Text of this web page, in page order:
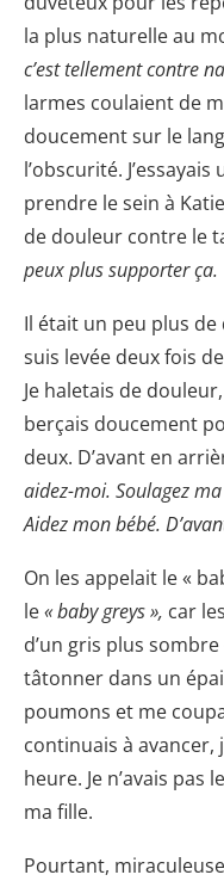
la plus naturelle au
c’est tellement contre
larmes coulaient de
doucement sur le
l’obscurité.
prendre le sein à
de douleur contre le
peux plus supporter ça.
Il était un peu plus de
suis levée deux fois
Je haletais de
berçais doucement
deux. D’avant en
aidez-moi. Soulagez
Aidez mon bébé.
On les appelait le «
le« baby greys », car
d’un gris plus sombre
tâtonner dans un
poumons et me
continuais à
heure. Je n’avais pas
ma fille.
Pourtant,